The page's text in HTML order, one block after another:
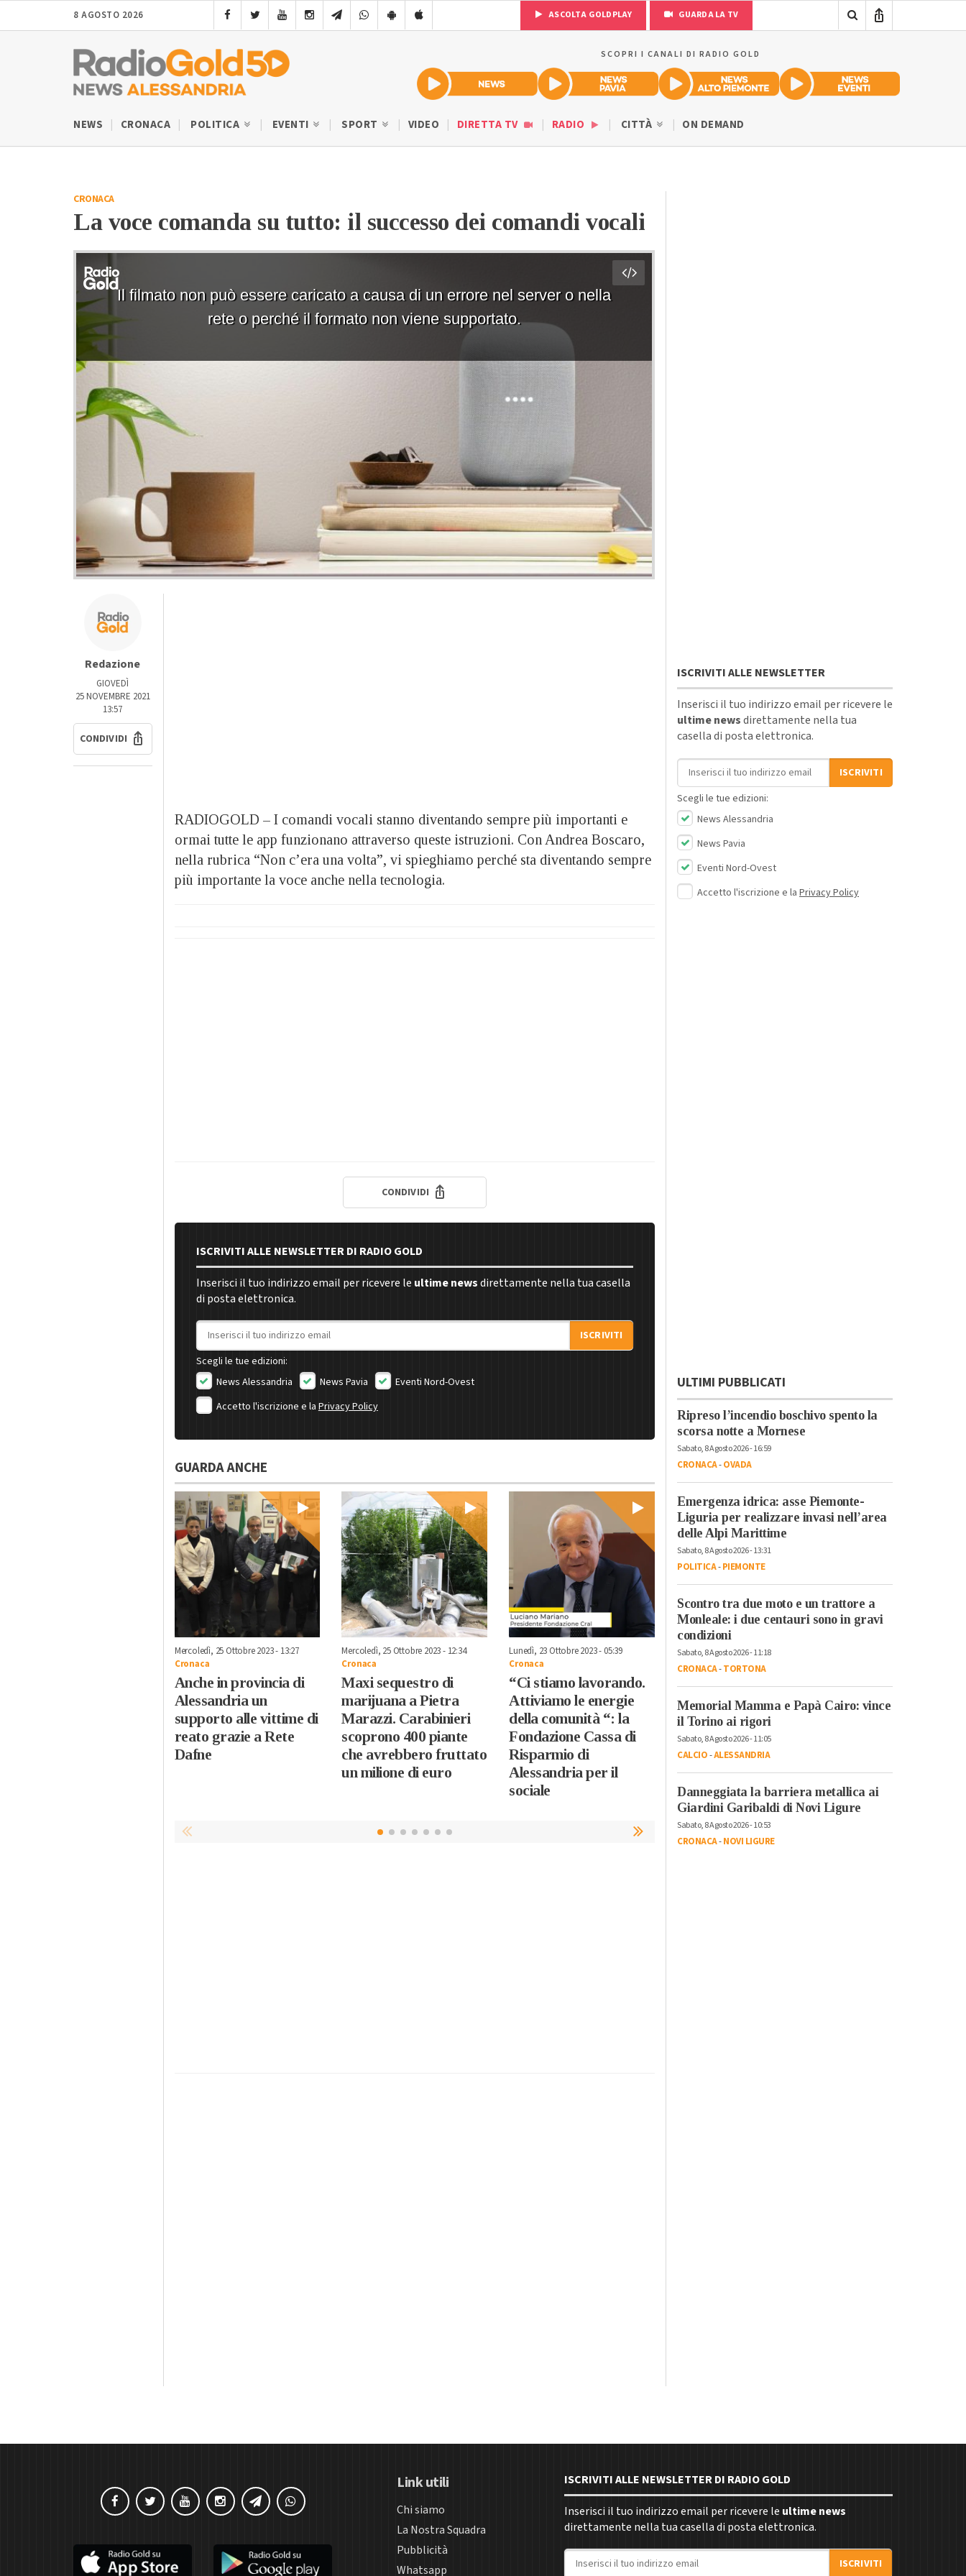
8 AGOSTO 2026 ASCOLTA GOLDPLAY GUARDA LA TV
SCOPRI I CANALI DI RADIO GOLD
NEWS CRONACA POLITICA EVENTI SPORT VIDEO DIRETTA TV RADIO CITTÀ ON DEMAND
CRONACA
La voce comanda su tutto: il successo dei comandi vocali
Redazione
GIOVEDÌ
25 NOVEMBRE 2021
13:57
CONDIVIDI
RADIOGOLD – I comandi vocali stanno diventando sempre più importanti e
ormai tutte le app funzionano attraverso queste istruzioni. Con Andrea Boscaro,
nella rubrica “Non c’era una volta”, vi spieghiamo perché sta diventando sempre
più importante la voce anche nella tecnologia.
CONDIVIDI
ISCRIVITI ALLE NEWSLETTER DI RADIO GOLD
Inserisci il tuo indirizzo email per ricevere le ultime newsdirettamente nella tua casella
di posta elettronica.
Indirizzo email
ISCRIVITI
Scegli le tue edizioni:
News Alessandria
News Pavia
Eventi Nord-Ovest
Accetto l'iscrizione e laPrivacy Policy
GUARDA ANCHE
Mercoledì, 25 Ottobre 2023 - 13:27
Cronaca
Anche in provincia di
Alessandria un
supporto alle vittime di
reato grazie a Rete
Dafne
Mercoledì, 25 Ottobre 2023 - 12:34
Cronaca
Maxi sequestro di
marijuana a Pietra
Marazzi. Carabinieri
scoprono 400 piante
che avrebbero fruttato
un milione di euro
Lunedì, 23 Ottobre 2023 - 05:39
Cronaca
“Ci stiamo lavorando.
Attiviamo le energie
della comunità “: la
Fondazione Cassa di
Risparmio di
Alessandria per il
sociale
Lunedì, 23 Ottobre 2023 - 05:20
Cronaca
L’antimateria: cos’è e
quanto la conosciamo
Il cibo unisce:
cuscus per
ISCRIVITI ALLE NEWSLETTER
Inserisci il tuo indirizzo email per ricevere le
ultime newsdirettamente nella tua
casella di posta elettronica.
Indirizzo email
ISCRIVITI
Scegli le tue edizioni:
News Alessandria
News Pavia
Eventi Nord-Ovest
Accetto l'iscrizione e la Privacy Policy
ULTIMI PUBBLICATI
Ripreso l’incendio boschivo spento la
scorsa notte a Mornese
Sabato, 8 Agosto 2026 - 16:59
CRONACA-OVADA
Emergenza idrica: asse Piemonte-
Liguria per realizzare invasi nell’area
delle Alpi Marittime
Sabato, 8 Agosto 2026 - 13:31
POLITICA-PIEMONTE
Scontro tra due moto e un trattore a
Monleale: i due centauri sono in gravi
condizioni
Sabato, 8 Agosto 2026 - 11:18
CRONACA-TORTONA
Memorial Mamma e Papà Cairo: vince
il Torino ai rigori
Sabato, 8 Agosto 2026 - 11:05
CALCIO-ALESSANDRIA
Danneggiata la barriera metallica ai
Giardini Garibaldi di Novi Ligure
Sabato, 8 Agosto 2026 - 10:53
CRONACA-NOVI LIGURE
Link utili
Chi siamo
La Nostra Squadra
Pubblicità
Whatsapp
ISCRIVITI ALLE NEWSLETTER DI RADIO GOLD
Inserisci il tuo indirizzo email per ricevere le ultime news
direttamente nella tua casella di posta elettronica.
Indirizzo email
ISCRIVITI